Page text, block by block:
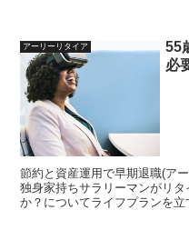
アーリーリタイア
55
必
節約と資産運用で早期退職(ア
独身家持ちサラリーマンがリ
か？についてライフプランを立